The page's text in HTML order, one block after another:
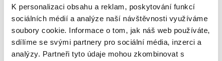
K personalizaci obsahu a reklam, poskytování funkcí
sociálních médií a analýze naší návštěvnosti využíváme
soubory cookie. Informace o tom, jak náš web používáte,
sdílíme se svými partnery pro sociální média, inzerci a
analýzy. Partneři tyto údaje mohou zkombinovat s